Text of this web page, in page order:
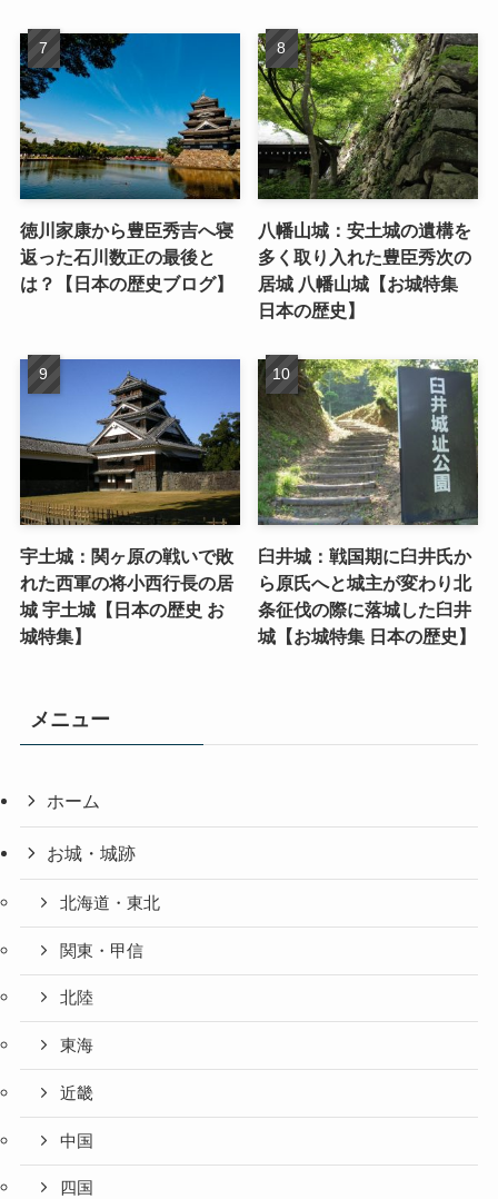
徳川家康から豊臣秀吉へ寝
返った石川数正の最後と
は？【日本の歴史ブログ】
八幡山城：安土城の遺構を
多く取り入れた豊臣秀次の
居城 八幡山城【お城特集
日本の歴史】
宇土城：関ヶ原の戦いで敗
れた西軍の将小西行長の居
城 宇土城【日本の歴史 お
城特集】
臼井城：戦国期に臼井氏か
ら原氏へと城主が変わり北
条征伐の際に落城した臼井
城【お城特集 日本の歴史】
メニュー
ホーム
お城・城跡
北海道・東北
関東・甲信
北陸
東海
近畿
中国
四国